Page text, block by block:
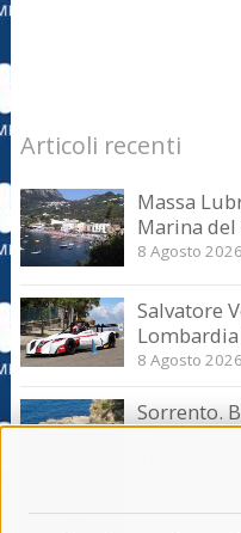
Articoli recenti
Massa
Marina del
8 Agosto 2026
Salvatore
8 Agosto 2026
Sorrento.
– video –